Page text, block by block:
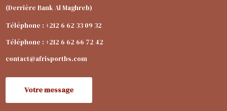
(Derrière Bank Al Maghreb)
Téléphone : +212 6 62 33 09 32
Téléphone : +212 6 62 66 72 42
contact@afrisportbs.com
Votre message